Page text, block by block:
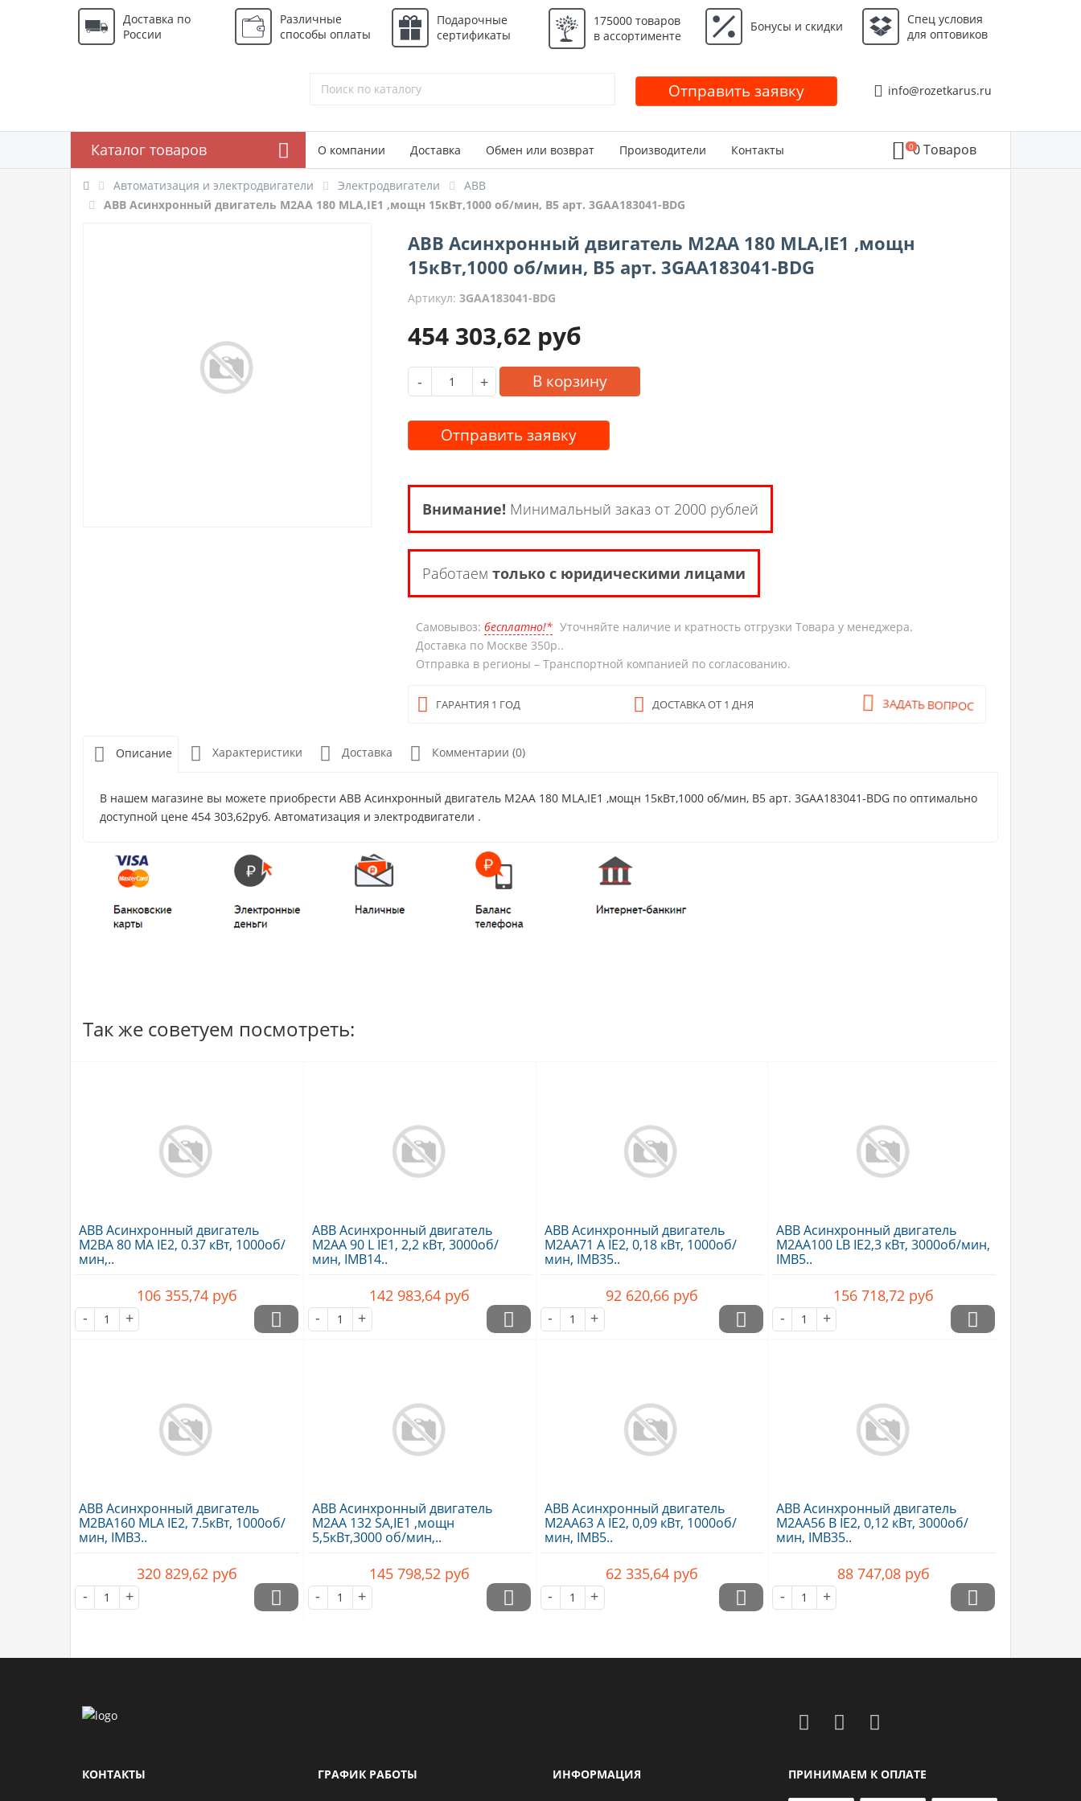
Доставка по
России
Различные
способы оплаты
Подарочные
сертификаты
175000 товаров
в ассортименте
Бонусы и скидки
Спец условия
для оптовиков
Отправить заявку info@rozetkarus.ru
О компании Доставка Обмен или возврат Производители Контакты 0Товаров
0
Каталог товаров
Автоматизация и электродвигатели Электродвигатели
ABB
ABB Асинхронный двигатель M2AA 180 MLA,IE1 ,мощн 15кВт,1000 об/мин, B5 арт. 3GAA183041-BDG
ABB Асинхронный двигатель M2AA 180 MLA,IE1 ,мощн
15кВт,1000 об/мин, B5 арт. 3GAA183041-BDG
Артикул:3GAA183041-BDG
454 303,62 руб
- + В корзину
Отправить заявку
Внимание! Минимальный заказ от 2000 рублей
Работаемтолько с юридическими лицами
Самовывоз:бесплатно!* Уточняйте наличие и кратность отгрузки Товара у менеджера.
Доставка по Москве 350р..
Отправка в регионы – Транспортной компанией по согласованию.
ГАРАНТИЯ 1 ГОД ДОСТАВКА ОТ 1 ДНЯ ЗАДАТЬ ВОПРОС
Описание Характеристики Доставка Комментарии (0)
В нашем магазине вы можете приобрести ABB Асинхронный двигатель M2AA 180 MLA,IE1 ,мощн 15кВт,1000 об/мин, B5 арт. 3GAA183041-BDG по оптимально
доступной цене 454 303,62руб. Автоматизация и электродвигатели .
Так же советуем посмотреть:
ABB Асинхронный двигатель
M2BA 80 MA IE2, 0.37 кВт, 1000об/
мин,..
106 355,74 руб
-
+
ABB Асинхронный двигатель
M2AA 90 L IE1, 2,2 кВт, 3000об/
мин, IMB14..
142 983,64 руб
-
+
ABB Асинхронный двигатель
M2AA71 A IE2, 0,18 кВт, 1000об/
мин, IMB35..
92 620,66 руб
-
+
ABB Асинхронный двигатель
M2AA100 LB IE2,3 кВт, 3000об/мин,
IMB5..
156 718,72 руб
-
+
ABB Асинхронный двигатель
M2BA160 MLA IE2, 7.5кВт, 1000об/
мин, IMB3..
320 829,62 руб
-
+
ABB Асинхронный двигатель
M2AA 132 SA,IE1 ,мощн
5,5кВт,3000 об/мин,..
145 798,52 руб
-
+
ABB Асинхронный двигатель
M2AA63 A IE2, 0,09 кВт, 1000об/
мин, IMB5..
62 335,64 руб
-
+
ABB Асинхронный двигатель
M2AA56 B IE2, 0,12 кВт, 3000об/
мин, IMB35..
88 747,08 руб
-
+
КОНТАКТЫ ГРАФИК РАБОТЫ ИНФОРМАЦИЯ ПРИНИМАЕМ К ОПЛАТЕ